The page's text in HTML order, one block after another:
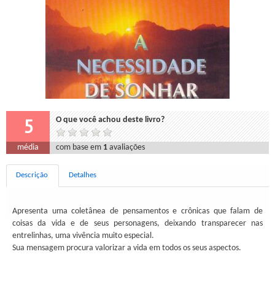
5 O que você achou deste livro?
média com base em 1 avaliações
Descrição Detalhes
Apresenta uma coletânea de pensamentos e crônicas que falam de
coisas da vida e de seus personagens, deixando transparecer nas
entrelinhas, uma vivência muito especial.
Sua mensagem procura valorizar a vida em todos os seus aspectos.